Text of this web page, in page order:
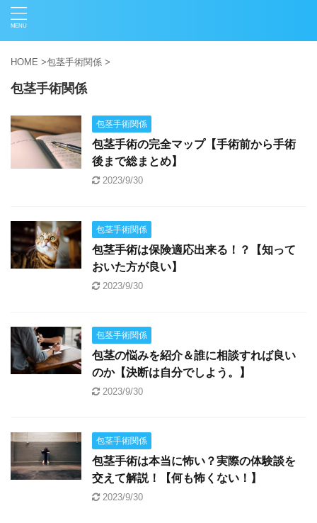
HOME >包茎手術関係 >
包茎手術関係
包茎手術関係
包茎手術の完全マップ【手術前から手術
後まで総まとめ】
2023/9/30
包茎手術関係
包茎手術は保険適応出来る！？【知って
おいた方が良い】
2023/9/30
包茎手術関係
包茎の悩みを紹介＆誰に相談すれば良い
のか【決断は自分でしよう。】
2023/9/30
包茎手術関係
包茎手術は本当に怖い？実際の体験談を
交えて解説！【何も怖くない！】
2023/9/30